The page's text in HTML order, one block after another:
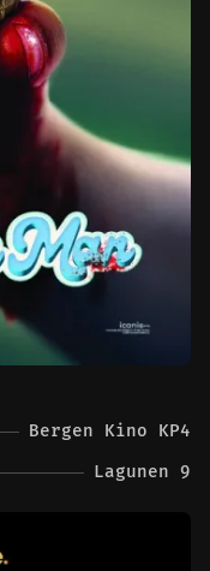
Bergen Kino KP4
Lagunen 9